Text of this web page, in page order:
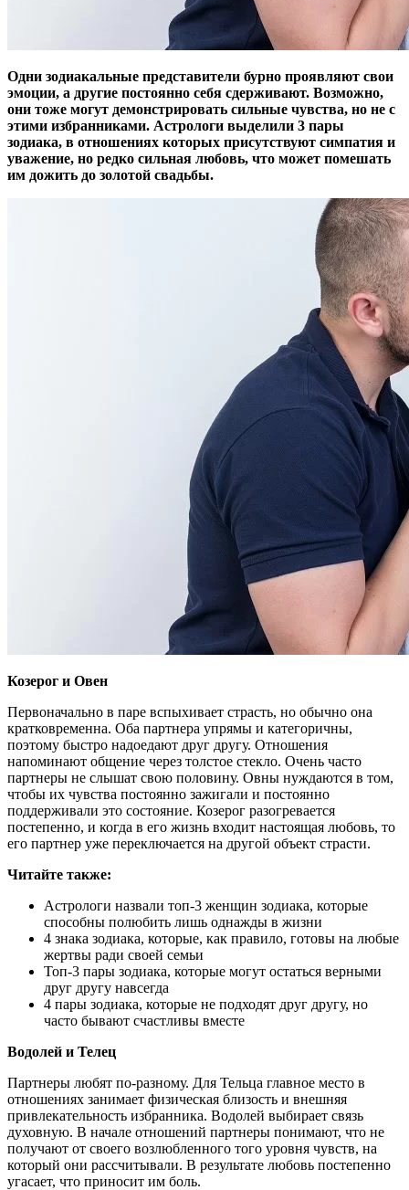
Одни зодиакальные представители бурно проявляют свои
эмоции, а другие постоянно себя сдерживают. Возможно,
они тоже могут демонстрировать сильные чувства, но не с
этими избранниками. Астрологи выделили 3 пары
зодиака, в отношениях которых присутствуют симпатия и
уважение, но редко сильная любовь, что может помешать
им дожить до золотой свадьбы.
Козерог и Овен
Первоначально в паре вспыхивает страсть, но обычно она
кратковременна. Оба партнера упрямы и категоричны,
поэтому быстро надоедают друг другу. Отношения
напоминают общение через толстое стекло. Очень часто
партнеры не слышат свою половину. Овны нуждаются в том,
чтобы их чувства постоянно зажигали и постоянно
поддерживали это состояние. Козерог разогревается
постепенно, и когда в его жизнь входит настоящая любовь, то
его партнер уже переключается на другой объект страсти.
Читайте также:
Астрологи назвали топ-3 женщин зодиака, которые
способны полюбить лишь однажды в жизни
4 знака зодиака, которые, как правило, готовы на любые
жертвы ради своей семьи
Топ-3 пары зодиака, которые могут остаться верными
друг другу навсегда
4 пары зодиака, которые не подходят друг другу, но
часто бывают счастливы вместе
Водолей и Телец
Партнеры любят по-разному. Для Тельца главное место в
отношениях занимает физическая близость и внешняя
привлекательность избранника. Водолей выбирает связь
духовную. В начале отношений партнеры понимают, что не
получают от своего возлюбленного того уровня чувств, на
который они рассчитывали. В результате любовь постепенно
угасает, что приносит им боль.